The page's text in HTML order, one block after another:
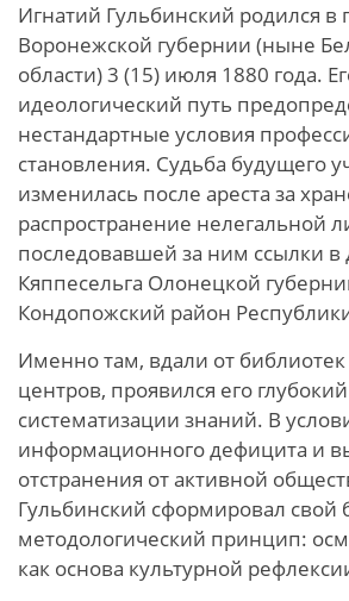
Игнатий Гульбинский родился в
Воронежской губернии (ныне
области) 3 (15) июля 1880 года.
идеологический путь
нестандартные условия
становления. Судьба будущего
изменилась после ареста за
распространение нелегальной
последовавшей за ним ссылки
Кяппесельга Олонецкой
Кондопожский район
Именно там, вдали от
центров, проявился его
систематизации знаний. В
информационного дефицита и
отстранения от активной
Гульбинский сформировал свой
методологический принцип:
как основа культурной